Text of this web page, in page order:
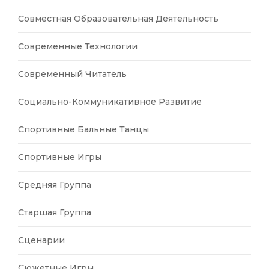
Совместная Образовательная Деятельность
Современные Технологии
Современный Читатель
Социально-Коммуникативное Развитие
Спортивные Бальные Танцы
Спортивные Игры
Средняя Группа
Старшая Группа
Сценарии